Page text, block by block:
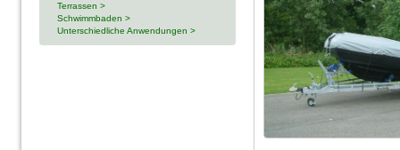
Terrassen >
Schwimmbaden >
Unterschiedliche Anwendungen >